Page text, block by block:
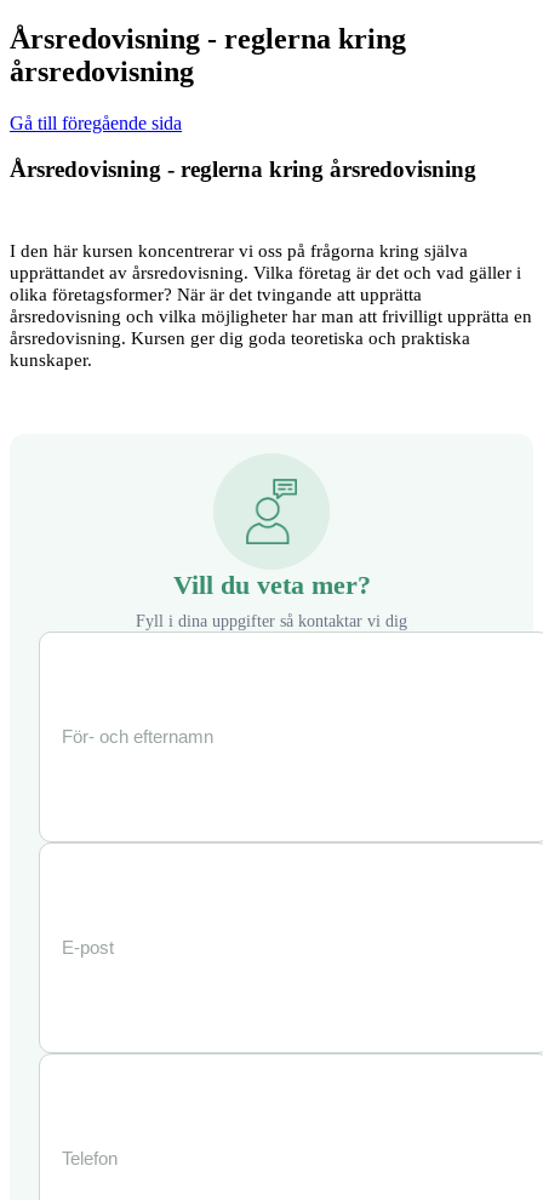
Årsredovisning - reglerna kring
årsredovisning
Gå till föregående sida
Årsredovisning - reglerna kring årsredovisning
I den här kursen koncentrerar vi oss på frågorna kring själva
upprättandet av årsredovisning. Vilka företag är det och vad gäller i
olika företagsformer? När är det tvingande att upprätta
årsredovisning och vilka möjligheter har man att frivilligt upprätta en
årsredovisning. Kursen ger dig goda teoretiska och praktiska
kunskaper.
Vill du veta mer?
Fyll i dina uppgifter så kontaktar vi dig